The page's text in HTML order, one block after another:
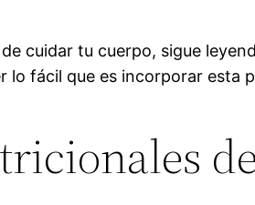
cuidar tu cuerpo, sigue
lo fácil que es incorporar esta